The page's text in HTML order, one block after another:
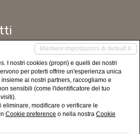
Mantieni impostazioni di default X
I nostri cookies (propri) e quelli dei nostri
per poterti offrire un'esperienza unica
ai nostri partners, raccogliamo e
sensibili (come l'identificatore del tuo
eliminare, modificare o verificare le
Cookie preference o nella nostra Cookie